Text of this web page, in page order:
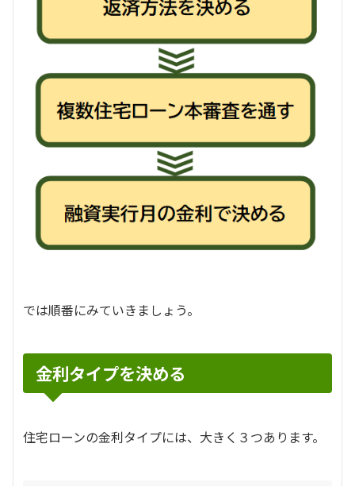
では順番にみていきましょう。
金利タイプを決める
住宅ローンの金利タイプには、大きく３つあります。